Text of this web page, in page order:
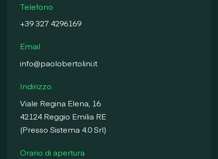
Telefono
+39 327 4296169
Email
info@paolobertolini.it
Indirizzo
Viale Regina Elena, 16
42124 Reggio Emilia RE
(Presso Sistema 4.0 Srl)
Orario di apertura